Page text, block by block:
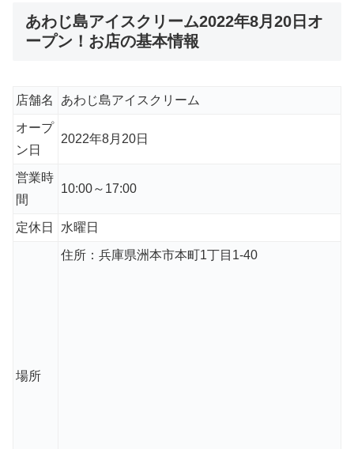
あわじ島アイスクリーム2022年8月20日オ
ープン！お店の基本情報
店舗名 あわじ島アイスクリーム
オープ
ン日
2022年8月20日
営業時
間
10:00～17:00
定休日 水曜日
場所
住所：兵庫県洲本市本町1丁目1-40